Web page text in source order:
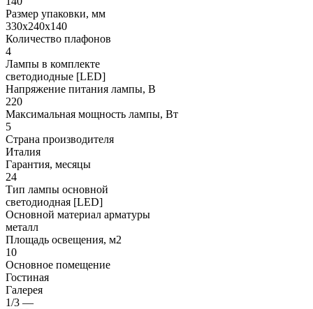
Размер упаковки, мм
330x240x140
Количество плафонов
4
Лампы в комплекте
светодиодные [LED]
Напряжение питания лампы, В
220
Максимальная мощность лампы, Вт
5
Страна производителя
Италия
Гарантия, месяцы
24
Тип лампы основной
светодиодная [LED]
Основной материал арматуры
металл
Площадь освещения, м2
10
Основное помещение
Гостиная
Галерея
1/3 —